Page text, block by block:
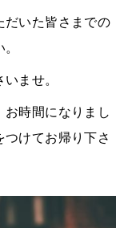
だいた皆さまでの
ませ。
時間になりまし
けてお帰り下さ